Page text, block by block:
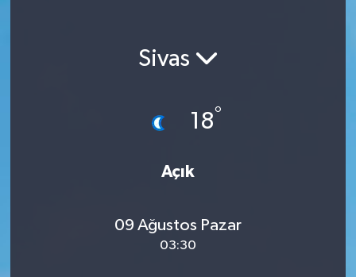
Sivas
18°
Açık
09 Ağustos Pazar
03:30